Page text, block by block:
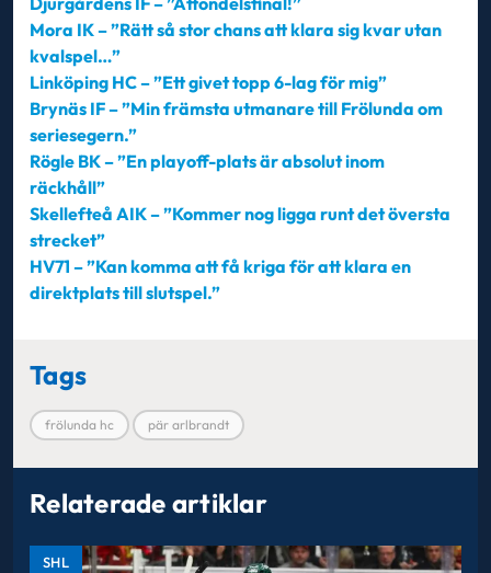
Mora IK – ”Rätt så stor chans att klara sig kvar utan
kvalspel…”
Linköping HC – ”Ett givet topp 6-lag för mig”
Brynäs IF – ”Min främsta utmanare till Frölunda om
seriesegern.”
Rögle BK – ”En playoff-plats är absolut inom
räckhåll”
Skellefteå AIK – ”Kommer nog ligga runt det översta
strecket”
HV71 – ”Kan komma att få kriga för att klara en
direktplats till slutspel.”
Tags
frölunda hc pär arlbrandt
Relaterade artiklar
SHL